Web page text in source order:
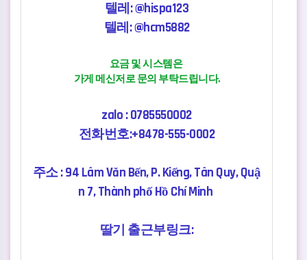
텔레:@hispa123
텔레: @hcm5882
요금 및 시스템은
가게 메신저로 문의 부탁드립니다.
zalo : 0785550002
전화번호:+8478-555-0002
주소 : 94 Lâm Văn Bến, P. Kiểng, Tân Quy, Quậ
n 7, Thành phố Hồ Chí Minh
딸기 출근부링크: